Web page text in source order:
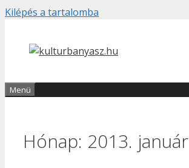
Kilépés a tartalomba
Menü
Hónap: 2013. január